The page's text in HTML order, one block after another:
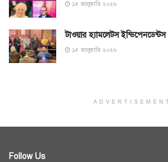
১৫ জানুয়ারি ২০২৬
টাওয়ার হ্যামলেটস ইন্ডিপেনডেন্টস
১৫ জানুয়ারি ২০২৬
ADVERTISEMENT
Follow Us